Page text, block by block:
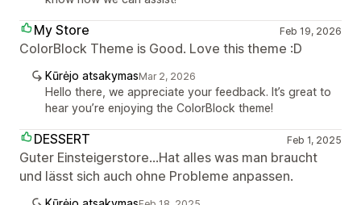
My Store Feb 19, 2026
ColorBlock Theme is Good. Love this theme :D
Kūrėjo atsakymasMar 2, 2026
Hello there, we appreciate your feedback. It’s great to
hear you’re enjoying the ColorBlock theme!
DESSERT Feb 1, 2025
Guter Einsteigerstore...Hat alles was man braucht
und lässt sich auch ohne Probleme anpassen.